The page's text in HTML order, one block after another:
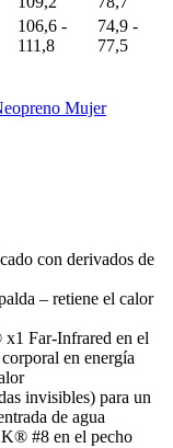
106,6 -
111,8
74,9 -
77,5
Mujer
con derivados de
– retiene el calor
Far-Infrared en el
en energía
invisibles) para un
de agua
#8 en el pecho